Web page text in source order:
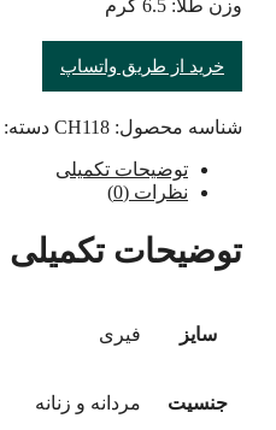
وزن طلا: 6.5 گرم
خرید از طریق واتساپ
شناسه محصول: CH118 دسته:
توضیحات تکمیلی
نظرات (0)
توضیحات تکمیلی
سایز فیری
جنسیت مردانه و زنانه